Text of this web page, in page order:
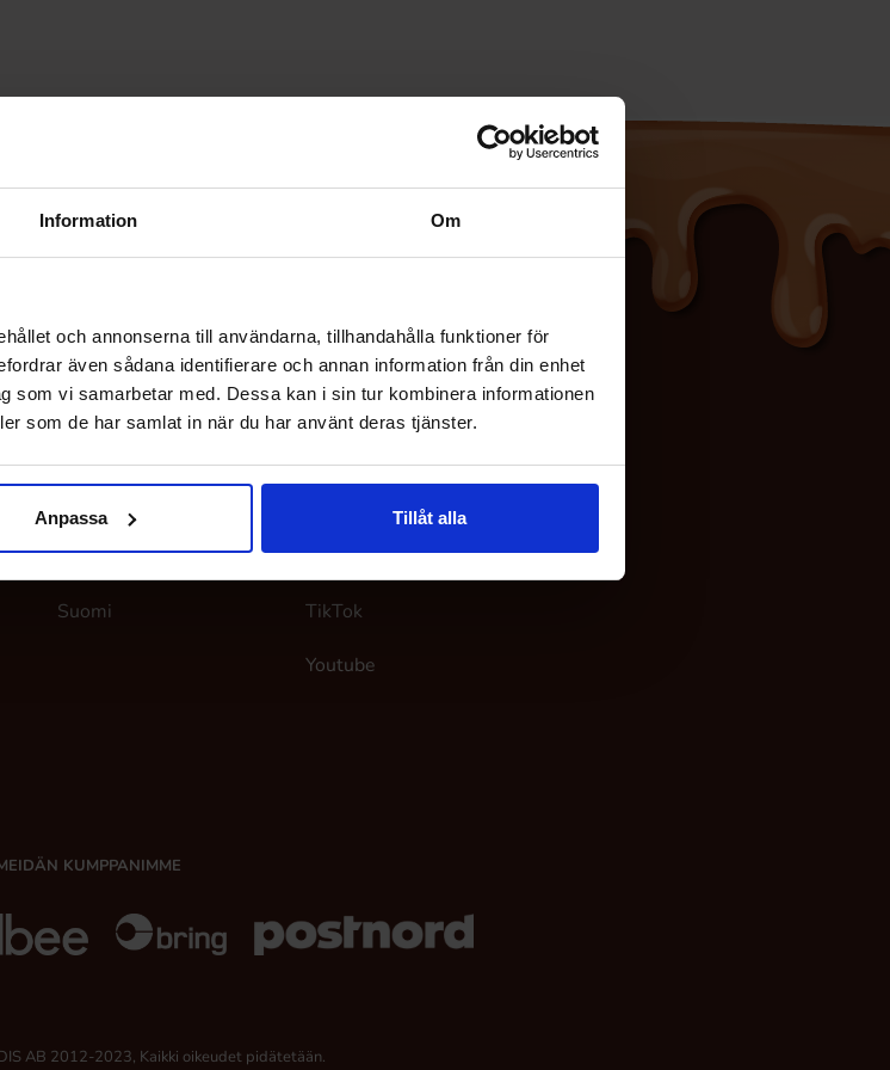
Information Om
och annonserna till användarna, tillhandahålla funktioner för
även sådana identifierare och annan information från din enhet
som vi samarbetar med. Dessa kan i sin tur kombinera informationen
som de har samlat in när du har använt deras tjänster.
Anpassa Tillåt alla
Täällä me olemme
Norja
Suomi
Seuraa Meitä
Instagram
TikTok
Youtube
KUMPPANIMME
AB 2012-2023, Kaikki oikeudet pidätetään.